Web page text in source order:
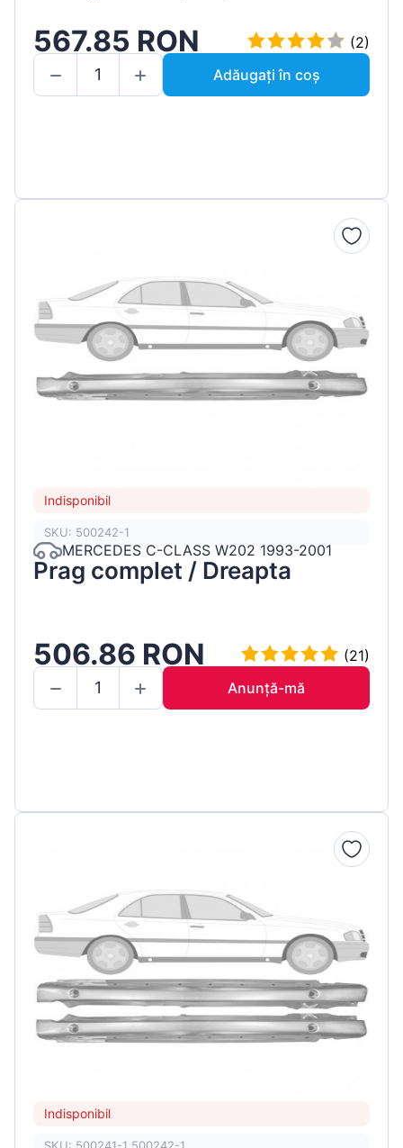
567.85 RON
(2)
Adăugați în coș
Indisponibil
SKU: 500242-1
MERCEDES C-CLASS W202 1993-2001
Prag complet / Dreapta
506.86 RON
(21)
Anunță-mă
Indisponibil